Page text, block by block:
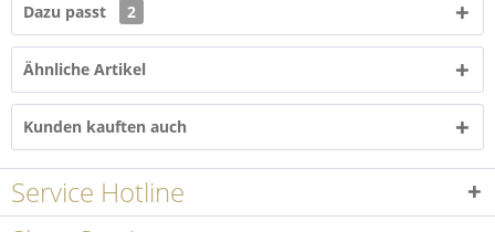
Dazu passt 2
Ähnliche Artikel
Kunden kauften auch
Service Hotline